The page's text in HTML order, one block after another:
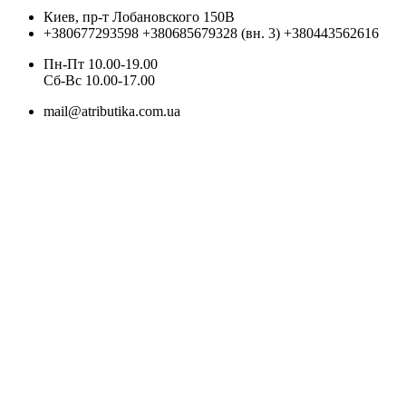
Киев, пр-т Лобановского 150В
+380677293598 +380685679328 (вн. 3) +380443562616
Пн-Пт 10.00-19.00
Cб-Вс 10.00-17.00
mail@atributika.com.ua